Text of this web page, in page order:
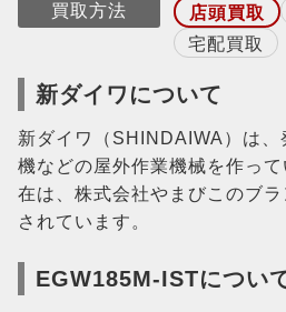
買取方法 店頭買取
宅配買取
新ダイワについて
新ダイワ（SHINDAIWA）は、
機などの屋外作業機械を作っ
在は、株式会社やまびこのブ
されています。
EGW185M-ISTについ